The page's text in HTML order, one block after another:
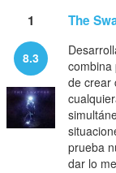
1 The
8.3
combina
de crear
prueba
dar lo